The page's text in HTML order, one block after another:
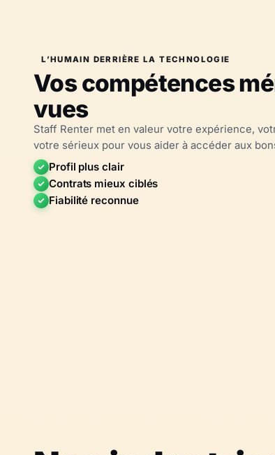
L’HUMAIN DERRIÈRE LA TECHNOLOGIE
Vos compétences
vues
Staff Renter met en valeur votre expérience,
votre sérieux pour vous aider à accéder aux
Profil plus clair
Contrats mieux ciblés
Fiabilité reconnue